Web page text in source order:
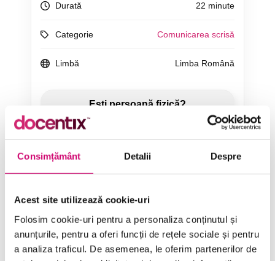
Consimțământ Detalii Despre
Acest site utilizează cookie-uri
Folosim cookie-uri pentru a personaliza conținutul și
anunțurile, pentru a oferi funcții de rețele sociale și pentru
a analiza traficul. De asemenea, le oferim partenerilor de
Durată 22 minute
Categorie Comunicarea scrisă
Limbă Limba Română
ÎNCEARCĂ 7 ZILE GRATUIT